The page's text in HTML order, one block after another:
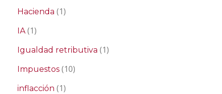
Hacienda (1)
IA(1)
Igualdad retributiva (1)
Impuestos (10)
inflacción (1)